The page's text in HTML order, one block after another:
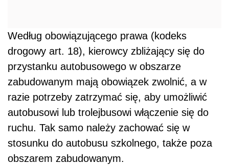
Według obowiązującego prawa (kodeks
drogowy art. 18), kierowcy zbliżający się do
przystanku autobusowego w obszarze
zabudowanym mają obowiązek zwolnić, a w
razie potrzeby zatrzymać się, aby umożliwić
autobusowi lub trolejbusowi włączenie się do
ruchu. Tak samo należy zachować się w
stosunku do autobusu szkolnego, także poza
obszarem zabudowanym.